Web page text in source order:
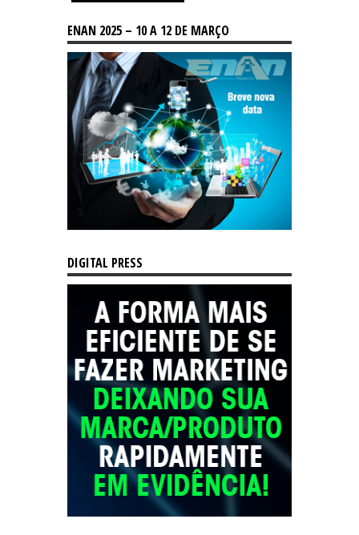
ENAN 2025 – 10 A 12 DE MARÇO
DIGITAL PRESS